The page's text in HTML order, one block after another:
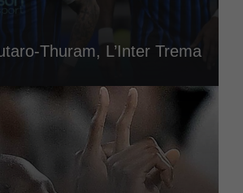
Thuram, L’Inter Trema